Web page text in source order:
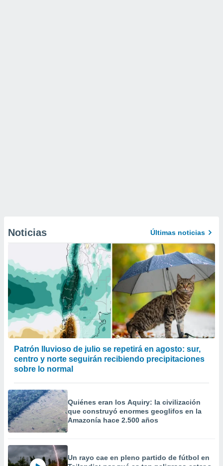
Noticias Últimas noticias
Patrón lluvioso de julio se repetirá en agosto: sur,
centro y norte seguirán recibiendo precipitaciones
sobre lo normal
Quiénes eran los Aquiry: la civilización
que construyó enormes geoglifos en la
Amazonía hace 2.500 años
Un rayo cae en pleno partido de fútbol en